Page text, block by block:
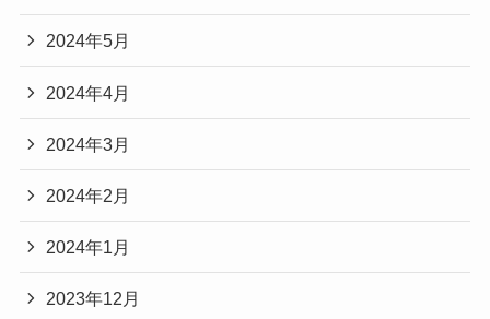
2024年5月
2024年4月
2024年3月
2024年2月
2024年1月
2023年12月